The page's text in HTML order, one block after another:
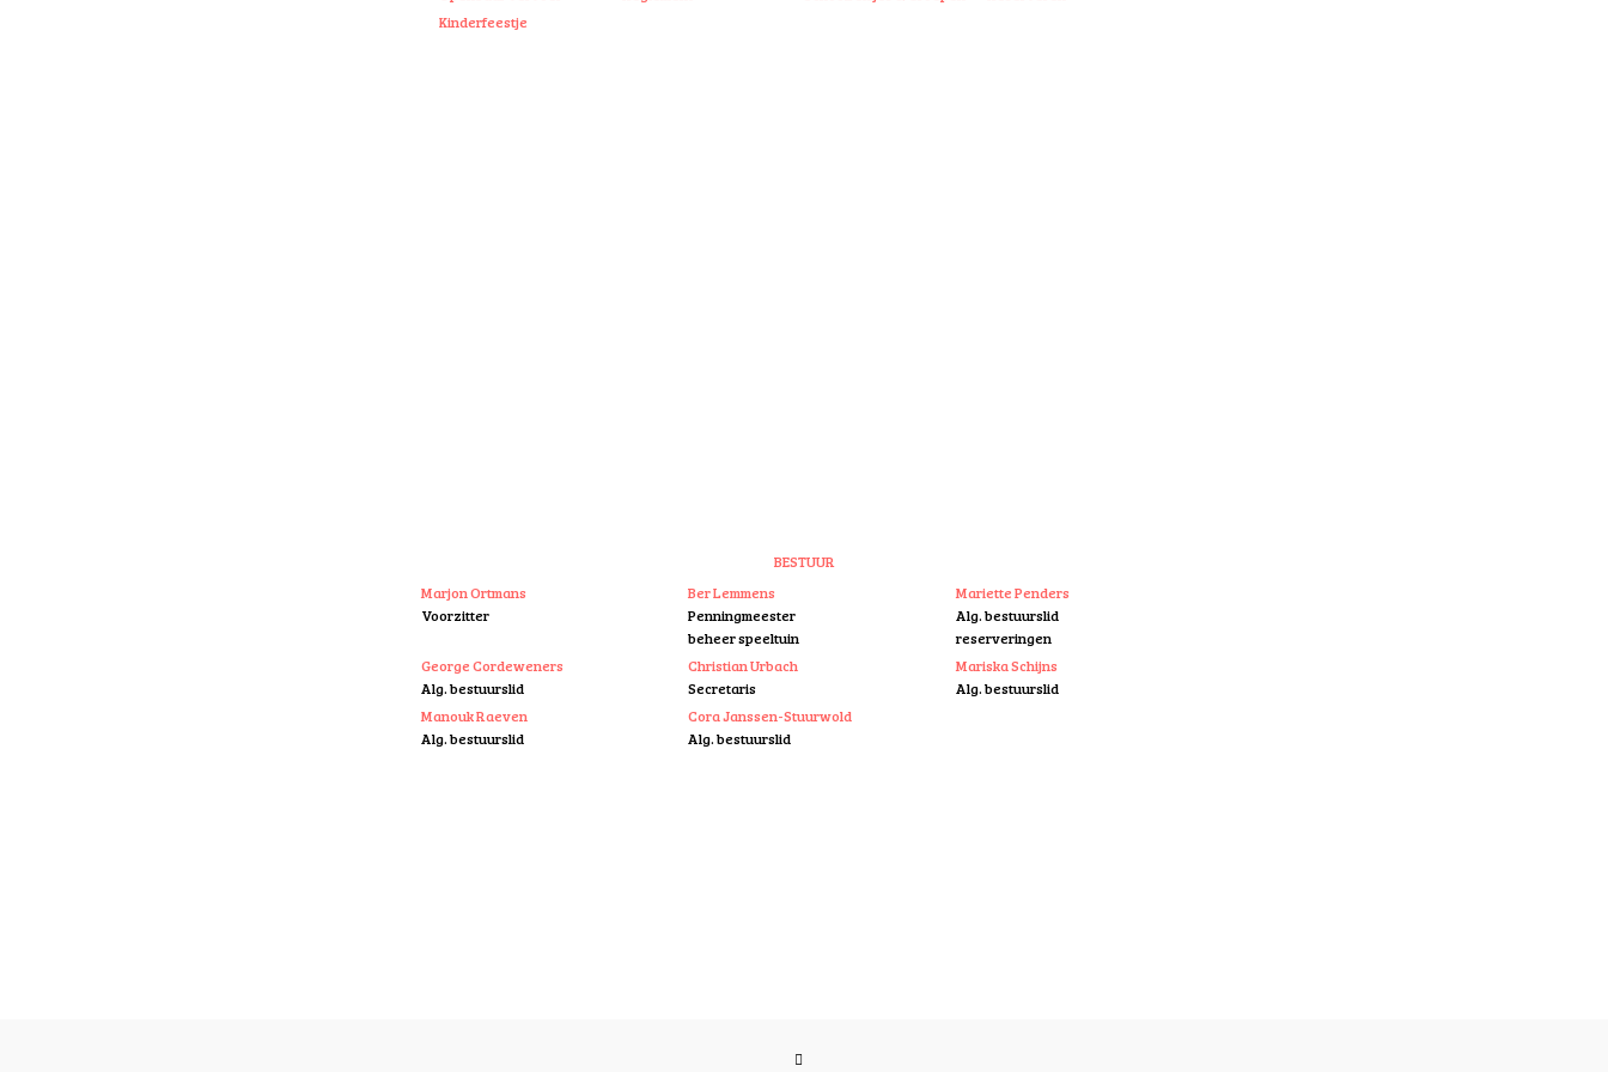
Kinderfeestje
BESTUUR
Marjon Ortmans
Voorzitter
Ber Lemmens
Penningmeester
beheer speeltuin
Mariette Penders
Alg. bestuurslid
reserveringen
George Cordeweners
Alg. bestuurslid
Christian Urbach
Secretaris
Mariska Schijns
Alg. bestuurslid
Manouk Raeven
Alg. bestuurslid
Cora Janssen-Stuurwold
Alg. bestuurslid